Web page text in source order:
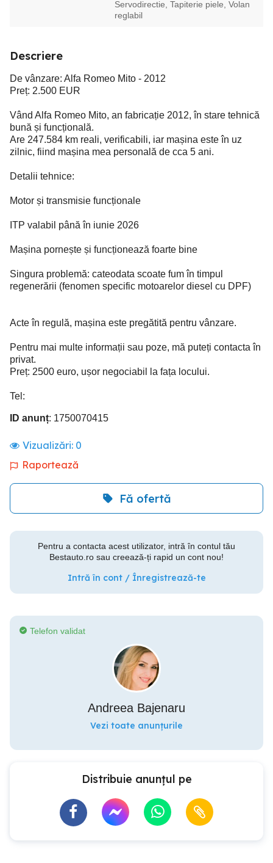
Servodirectie, Tapiterie piele, Volan
reglabil
Descriere
De vânzare: Alfa Romeo Mito - 2012
Preț: 2.500 EUR
Vând Alfa Romeo Mito, an fabricație 2012, în stare tehnică
bună și funcțională.
Are 247.584 km reali, verificabili, iar mașina este în uz
zilnic, fiind mașina mea personală de cca 5 ani.
Detalii tehnice:
Motor și transmisie funcționale
ITP valabil până în iunie 2026
Mașina pornește și funcționează foarte bine
Singura problemă: cateodata scoate fum în timpul
regenerării (fenomen specific motoarelor diesel cu DPF)
Acte în regulă, mașina este pregătită pentru vânzare.
Pentru mai multe informații sau poze, mă puteți contacta în
privat.
Preț: 2500 euro, ușor negociabil la fața locului.
Tel:
ID anunț: 1750070415
Vizualizări: 0
Raportează
Fă ofertă
Pentru a contacta acest utilizator, intră în contul tău
Bestauto.ro sau creează-ți rapid un cont nou!
Intră în cont / Înregistrează-te
Telefon validat
Andreea Bajenaru
Vezi toate anunțurile
Distribuie anunțul pe